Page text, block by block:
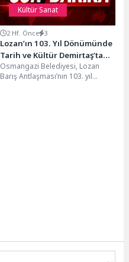
Kültür Sanat
2 Hf. Önce 3
Lozan’ın 103. Yıl Dönümünde
Tarih ve Kültür Demirtaş’ta
Buluştu
Osmangazi Belediyesi, Lozan
Barış Antlaşması’nın 103. yıl